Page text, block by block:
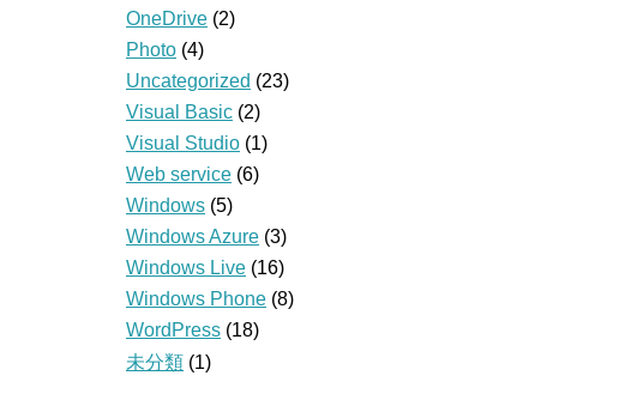
OneDrive (2)
Photo (4)
Uncategorized (23)
Visual Basic (2)
Visual Studio (1)
Web service (6)
Windows (5)
Windows Azure (3)
Windows Live (16)
Windows Phone (8)
WordPress (18)
未分類 (1)